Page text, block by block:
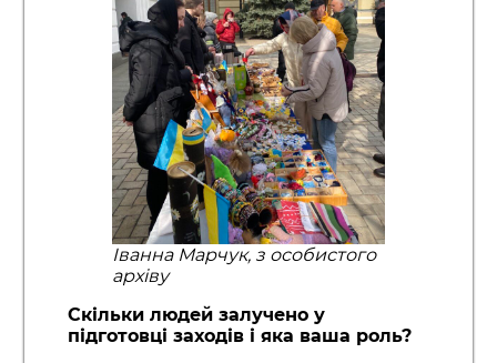
Іванна Марчук, з особистого
архіву
Скільки людей залучено у
підготовці заходів і яка ваша роль?